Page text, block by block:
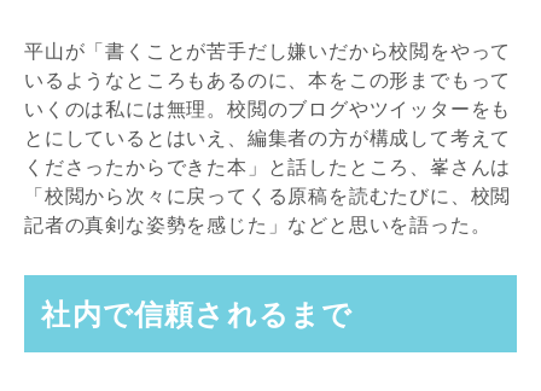
平山が「書くことが苦手だし嫌いだから校閲をやって
いるようなところもあるのに、本をこの形までもって
いくのは私には無理。校閲のブログやツイッターをも
とにしているとはいえ、編集者の方が構成して考えて
くださったからできた本」と話したところ、峯さんは
「校閲から次々に戻ってくる原稿を読むたびに、校閲
記者の真剣な姿勢を感じた」などと思いを語った。
社内で信頼されるまで